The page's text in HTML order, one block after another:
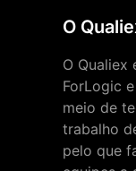
O
O Qualiex
ForLogic
meio de
trabalho
pelo que